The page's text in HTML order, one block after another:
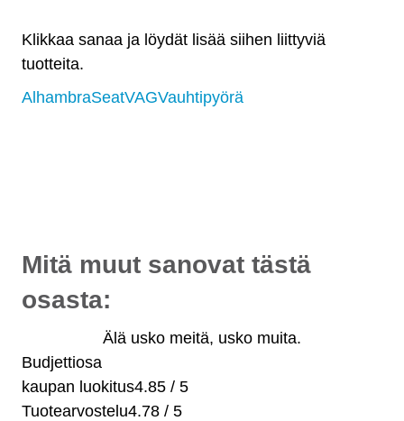
Klikkaa sanaa ja löydät lisää siihen liittyviä
tuotteita.
AlhambraSeatVAGVauhtipyörä
Mitä muut sanovat tästä
osasta:
Älä usko meitä, usko muita.
Budjettiosa
kaupan luokitus4.85 / 5
Tuotearvostelu4.78 / 5